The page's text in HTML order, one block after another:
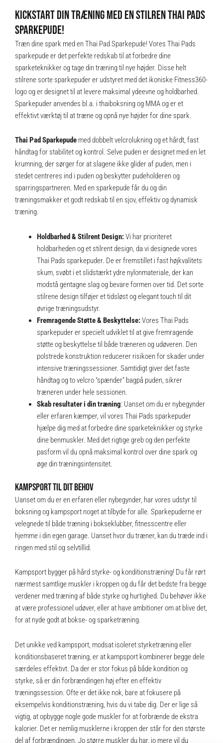
KICKSTART DIN TRÆNING MED EN STILREN THAI PADS
SPARKEPUDE!
Træn dine spark med en Thai Pad Sparkepude! Vores Thai Pads
sparkepude er det perfekte redskab til at forbedre dine
sparketeknikker og tage din træning til nye højder. Disse helt
stilrene sorte sparkepuder er udstyret med det ikoniske Fitness360-
logo og er designet til at levere maksimal ydeevne og holdbarhed.
Sparkepuder anvendes bl.a. i thaiboksning og MMA og er et
effektivt værktøj til at træne og opnå nye højder for dine spark.
Thai Pad Sparkepude med dobbelt velcrolukning og et hårdt, fast
håndtag for stabilitet og kontrol. Selve puden er designet med en let
krumning, der sørger for at slagene ikke glider af puden, men i
stedet centreres ind i puden og beskytter pudeholderen og
sparringspartneren. Med en sparkepude får du og din
træningsmakker et godt redskab til en sjov, effektiv og dynamisk
træning.
Holdbarhed & Stilrent Design:Vi har prioriteret
holdbarheden og et stilrent design, da vi designede vores
Thai Pads sparkepuder. De er fremstillet i fast højkvalitets
skum, svøbt i et slidstærkt ydre nylonmateriale, der kan
modstå gentagne slag og bevare formen over tid. Det sorte
stilrene design tilføjer et tidsløst og elegant touch til dit
øvrige træningsudstyr.
Fremragende Støtte & Beskyttelse:Vores Thai Pads
sparkepuder er specielt udviklet til at give fremragende
støtte og beskyttelse til både træneren og udøveren. Den
polstrede konstruktion reducerer risikoen for skader under
intensive træningssessioner. Samtidigt giver det faste
håndtag og to velcro “spænder” bagpå puden, sikrer
træneren under hele sessionen.
Skab resultater i din træning: Uanset om du er nybegynder
eller erfaren kæmper, vil vores Thai Pads sparkepuder
hjælpe dig med at forbedre dine sparketeknikker og styrke
dine benmuskler. Med det rigtige greb og den perfekte
pasform vil du opnå maksimal kontrol over dine spark og
øge din træningsintensitet.
KAMPSPORT TIL DIT BEHOV
Uanset om du er en erfaren eller nybegynder, har vores udstyr til
boksning og kampsport noget at tilbyde for alle. Sparkepuderne er
velegnede til både træning i bokseklubber, fitnesscentre eller
hjemme i din egen garage. Uanset hvor du træner, kan du træde ind i
ringen med stil og selvtillid.
Kampsport bygger på hård styrke- og konditionstræning! Du får rørt
nærmest samtlige muskler i kroppen og du får det bedste fra begge
verdener med træning af både styrke og hurtighed. Du behøver ikke
at være professionel udøver, eller at have ambitioner om at blive det,
for at nyde godt at bokse- og sparketræning.
Det unikke ved kampsport, modsat isoleret styrketræning eller
konditionsbaseret træning, er at kampsport kombinerer begge dele
særdeles effektivt. Da der er stor fokus på både kondition og
styrke, så er din forbrændingen høj efter en effektiv
træningssession. Ofte er det ikke nok, bare at fokusere på
eksempelvis konditionstræning, hvis du vi tabe dig. Der er lige så
vigtig, at opbygge nogle gode muskler for at forbrænde de ekstra
kalorier. Det er nemlig musklerne i kroppen der står for den største
del af forbrændingen. Jo større muskler du har, jo mere vil du